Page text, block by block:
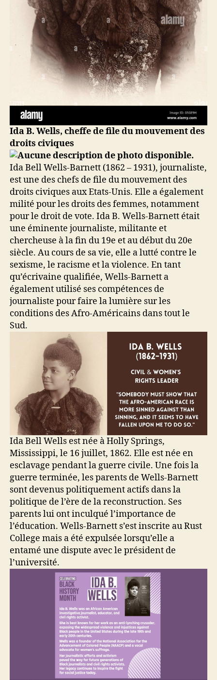
Ida B. Wells, cheffe de file du mouvement des
droits civiques
Ida Bell Wells-Barnett (1862 – 1931), journaliste,
est une des chefs de file du mouvement des
droits civiques aux Etats-Unis. Elle a également
milité pour les droits des femmes, notamment
pour le droit de vote. Ida B. Wells-Barnett était
une éminente journaliste, militante et
chercheuse à la fin du 19e et au début du 20e
siècle. Au cours de sa vie, elle a lutté contre le
sexisme, le racisme et la violence. En tant
qu’écrivaine qualifiée, Wells-Barnett a
également utilisé ses compétences de
journaliste pour faire la lumière sur les
conditions des Afro-Américains dans tout le
Sud.
Ida Bell Wells est née à Holly Springs,
Mississippi, le 16 juillet, 1862. Elle est née en
esclavage pendant la guerre civile. Une fois la
guerre terminée, les parents de Wells-Barnett
sont devenus politiquement actifs dans la
politique de l’ère de la reconstruction. Ses
parents lui ont inculqué l’importance de
l’éducation. Wells-Barnett s’est inscrite au Rust
College mais a été expulsée lorsqu’elle a
entamé une dispute avec le président de
l’université.